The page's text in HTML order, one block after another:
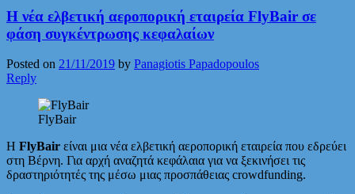
Η νέα ελβετική αεροπορική εταιρεία FlyBair σε
φάση συγκέντρωσης κεφαλαίων
Posted on 21/11/2019 by Panagiotis Papadopoulos
Reply
FlyBair
Η FlyBair είναι μια νέα ελβετική αεροπορική εταιρεία που εδρεύει
στη Βέρνη. Για αρχή αναζητά κεφάλαια για να ξεκινήσει τις
δραστηριότητές της μέσω μιας προσπάθειας crowdfunding.